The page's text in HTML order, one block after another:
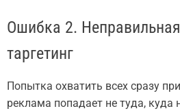
Ошибка 2.
таргетинг
Попытка охватить всех сразу
реклама попадает не туда,